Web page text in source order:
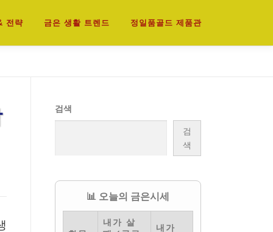
전략 금은 생활 트렌드 정일품골드 제품관
검색
검
색
📊 오늘의 금은시세
내가 살
내가